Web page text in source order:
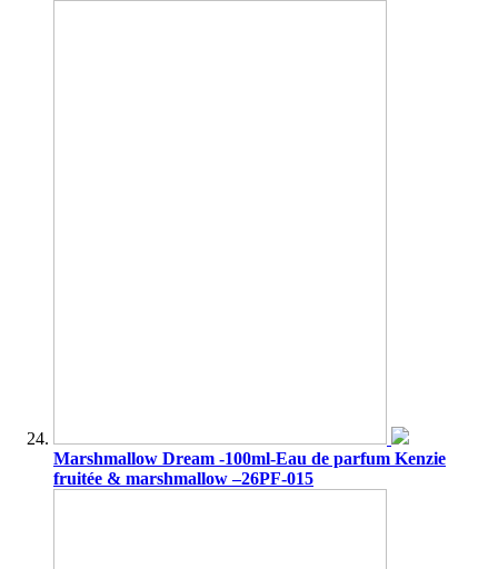
Marshmallow Dream -100ml-Eau de parfum Kenzie
fruitée & marshmallow –26PF-015